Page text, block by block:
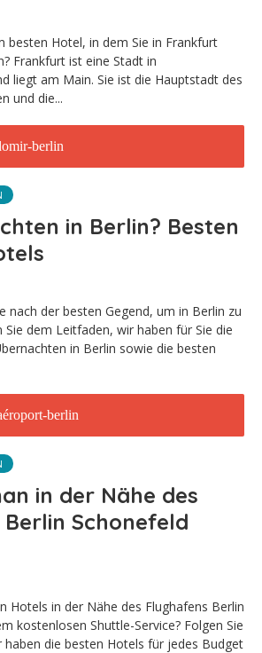
besten Hotel, in dem Sie in Frankfurt
Frankfurt ist eine Stadt in
liegt am Main. Sie ist die Hauptstadt des
und die...
in Berlin? Besten
nach der besten Gegend, um in Berlin zu
Sie dem Leitfaden, wir haben für Sie die
in Berlin sowie die besten
in der Nähe des
Schonefeld
Hotels in der Nähe des Flughafens Berlin
kostenlosen Shuttle-Service? Folgen Sie
haben die besten Hotels für jedes Budget